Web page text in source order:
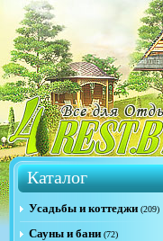
Каталог
Усадьбы и коттеджи (209)
Сауны и бани (72)